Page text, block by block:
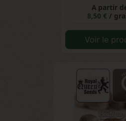
A partir
8,50 € /
Voir le